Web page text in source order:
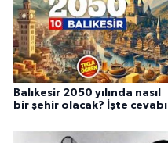
Balıkesir 2050 yılında nasıl
bir şehir olacak? İşte cevabı